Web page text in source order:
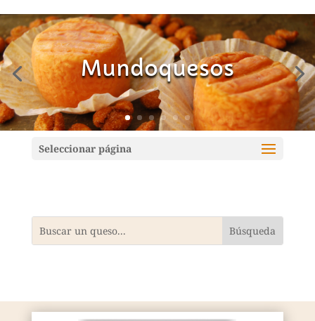
Mundoquesos
Seleccionar página